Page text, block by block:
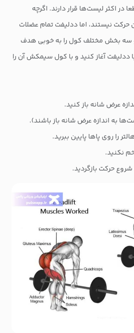
در اکثر لیست‌ها قرار دارند. اگرچه
نیستند، اما ددلیفت تمام عضلات
سه بخش مختلف کول را به خوبی هدف
ددلیفت آغاز کنید و با کول سیمکش آن را
عرض شانه باز کنید.
به اندازه عرض شانه باز باشند).
را روی پاها پایین ببرید.
نکنید.
حرکت بازگردید.